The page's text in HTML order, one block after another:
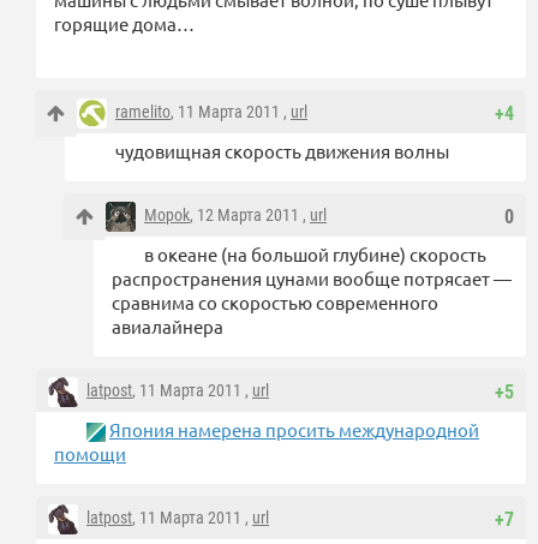
горящие дома…
+4
ramelito, 11 Марта 2011 , url
чудовищная скорость движения волны
0
Mopok, 12 Марта 2011 , url
в океане (на большой глубине) скорость
распространения цунами вообще потрясает —
сравнима со скоростью современного
авиалайнера
+5
latpost, 11 Марта 2011 , url
Япония намерена просить международной
помощи
+7
latpost, 11 Марта 2011 , url